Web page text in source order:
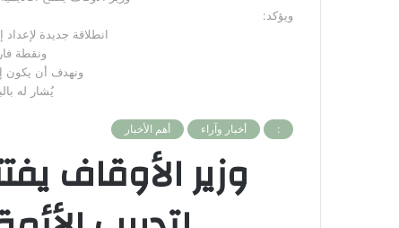
ويؤكد:
انطلاقة جديدة
ونقطة
ونهدف أن يكون
يُشار له
: أخبار وآراء أهم الأخبار
وزير الأوقاف